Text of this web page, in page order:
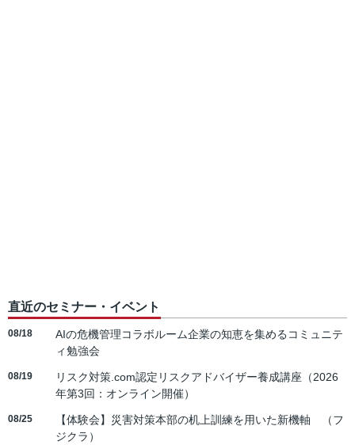
直近のセミナー・イベント
08/18
AIの危機管理コラボルーム企業の知恵を集めるコミュニテ
ィ勉強会
08/19
リスク対策.com認定リスクアドバイザー養成講座（2026
年第3回：オンライン開催）
08/25
【体験会】災害対策本部の机上訓練を用いた新機軸 （フ
ジクラ）